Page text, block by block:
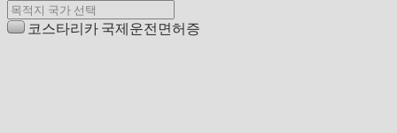
코스타리카 국제운전면허증